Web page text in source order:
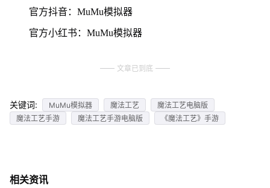
官方抖音：MuMu模拟器
官方小红书：MuMu模拟器
文章已到底
关键词: MuMu模拟器 魔法工艺
魔法工艺电脑版
魔法工艺手游
魔法工艺手游电脑版 《魔法工艺》手游
相关资讯